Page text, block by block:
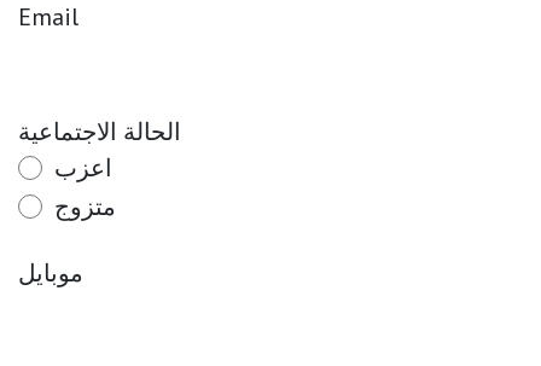
Email
الحالة الاجتماعية
اعزب
متزوج
موبايل